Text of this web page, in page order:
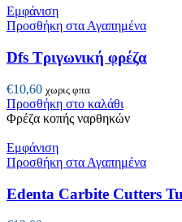
Εμφάνιση
Προσθήκη στα Αγαπημένα
Dfs Τριγωνική φρέζα
€10,60 χωρις φπα
Προσθήκη στο καλάθι
Φρέζα κοπής ναρθηκών
Εμφάνιση
Προσθήκη στα Αγαπημένα
Edenta Carbite Cutters